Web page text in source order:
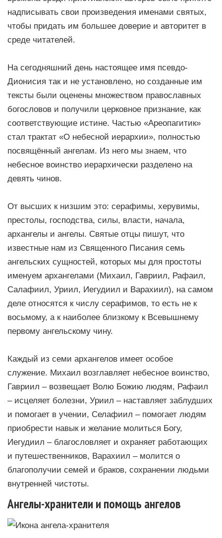
надписывать свои произведения именами святых,
чтобы придать им большее доверие и авторитет в
среде читателей.
На сегодняшний день настоящее имя псевдо-
Дионисия так и не установлено, но созданные им
тексты были оценены множеством православных
богословов и получили церковное признание, как
соответствующие истине. Частью «Ареопагитик»
стал трактат «О небесной иерархии», полностью
посвящённый ангелам. Из него мы знаем, что
небесное воинство иерархически разделено на
девять чинов.
От высших к низшим это: серафимы, херувимы,
престолы, господства, силы, власти, начала,
архангелы и ангелы. Святые отцы пишут, что
известные нам из Священного Писания семь
ангельских сущностей, которых мы для простоты
именуем архангелами (Михаил, Гавриил, Рафаил,
Салафиил, Уриил, Иегудиил и Варахиил), на самом
деле относятся к числу серафимов, то есть не к
восьмому, а к наиболее близкому к Всевышнему
первому ангельскому чину.
Каждый из семи архангелов имеет особое
служение. Михаил возглавляет небесное воинство,
Гавриил – возвещает Волю Божию людям, Рафаил
– исцеляет болезни, Уриил – наставляет заблудших
и помогает в учении, Селафиил – помогает людям
приобрести навык и желание молиться Богу,
Иегудиил – благословляет и охраняет работающих
и путешественников, Варахиил – молится о
благополучии семей и браков, сохранении людьми
внутренней чистоты.
Ангелы-хранители и помощь ангелов